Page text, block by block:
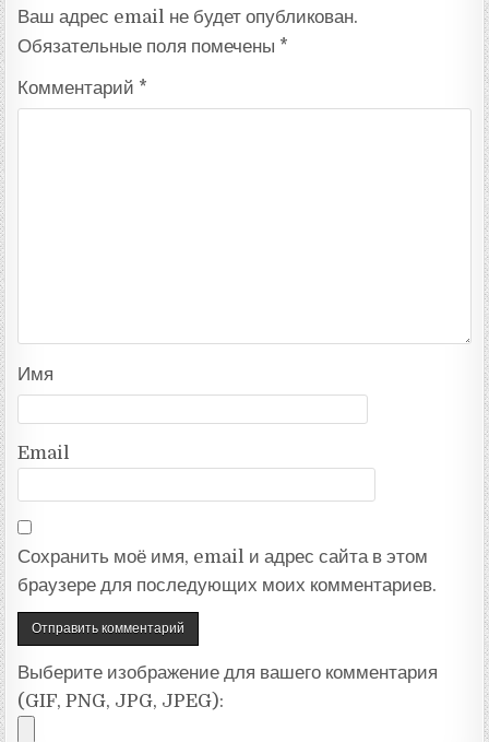
Ваш адрес email не будет опубликован.
Обязательные поля помечены *
Комментарий *
Имя
Email
Сохранить моё имя, email и адрес сайта в этом
браузере для последующих моих комментариев.
Выберите изображение для вашего комментария
(GIF, PNG, JPG, JPEG):